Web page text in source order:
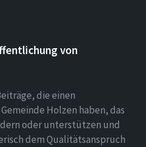
von
die einen
Holzen haben, das
oder unterstützen und
dem Qualitätsanspruch